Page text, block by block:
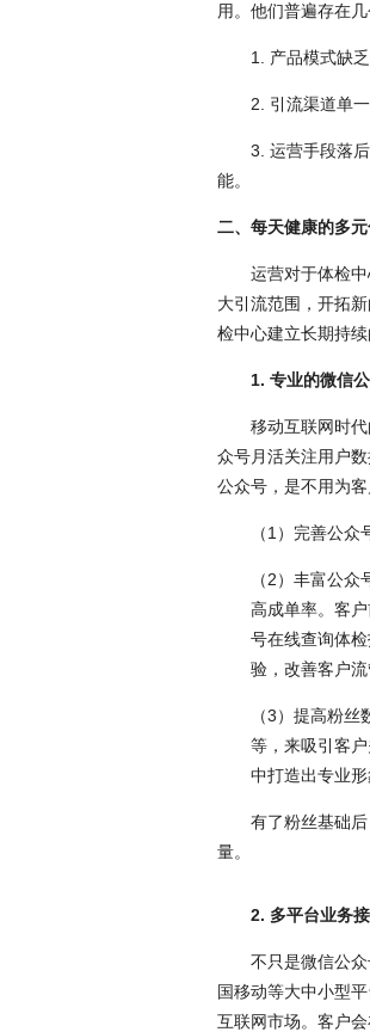
用。他们普遍存在
1. 产品模式缺
2. 引流渠道单
3. 运营手段落
能。
二、每天健康的多
运营对于体检
大引流范围，开拓
检中心建立长期持
1. 专业的微信
移动互联网时
众号月活关注用户
公众号，是不用为
（1）完善公众
（2）丰富公众
高成单率。客
号在线查询体
验，改善客户流
（3）提高粉丝
等，来吸引客
中打造出专业形
有了粉丝基础
量。
2. 多平台业务
不只是微信公
国移动等大中小型
互联网市场。客户